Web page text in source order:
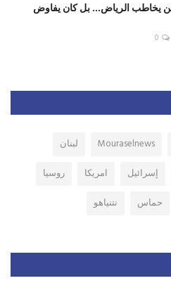
يخاطب الرياض... بل كان يفاوض
0
Mouraselnews
لبنان
إسرائيل امريكا
روسيا
حماس نتنياهو